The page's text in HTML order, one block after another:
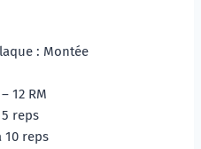
: Montée
12 RM
reps
10 reps